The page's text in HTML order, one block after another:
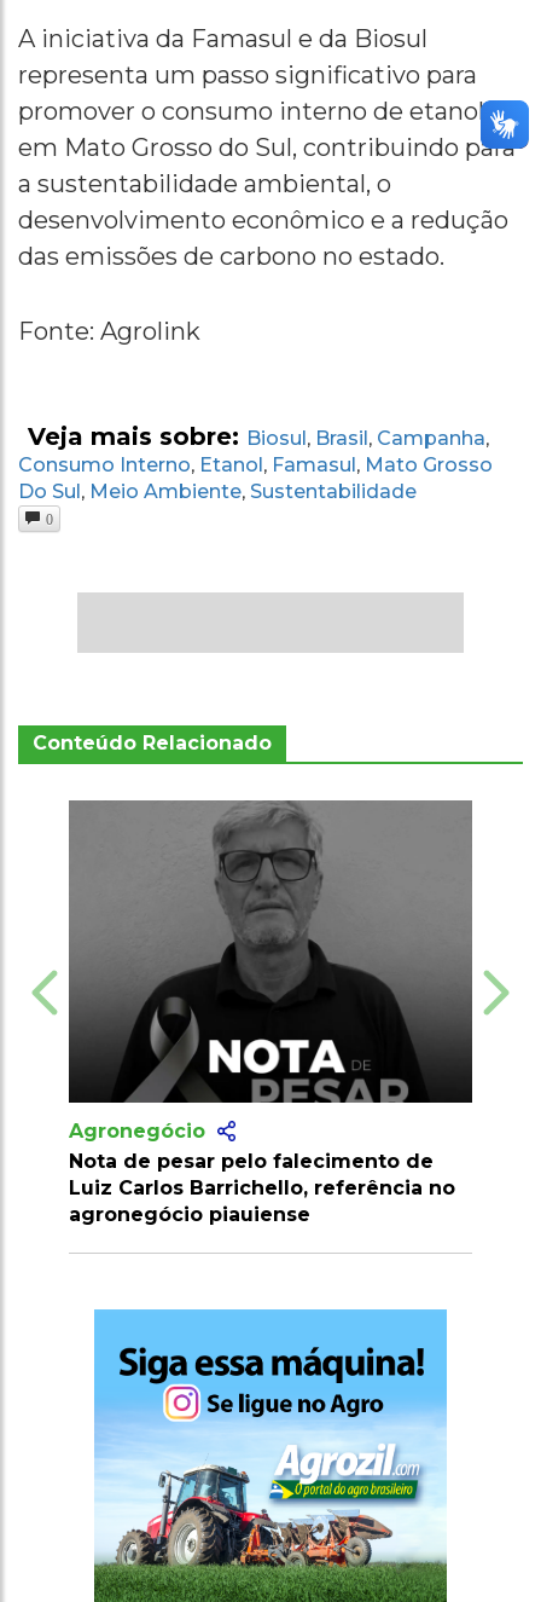
A iniciativa da Famasul e da Biosul
representa um passo significativo para
promover o consumo interno de etanol
em Mato Grosso do Sul, contribuindo para
a sustentabilidade ambiental, o
desenvolvimento econômico e a redução
das emissões de carbono no estado.
Fonte: Agrolink
Veja mais sobre: Biosul , Brasil , Campanha,
Consumo Interno, Etanol , Famasul , Mato Grosso
Do Sul , Meio Ambiente, Sustentabilidade
0
Conteúdo Relacionado
Agronegócio
Enigma da cadeia alimentar: jacarés
não comem capivaras?